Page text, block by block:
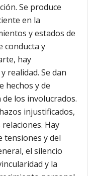
Se produce
en la
y estados de
conducta y
hay
realidad. Se dan
hechos y de
los involucrados.
injustificados,
Hay
tensiones y del
el silencio
y la